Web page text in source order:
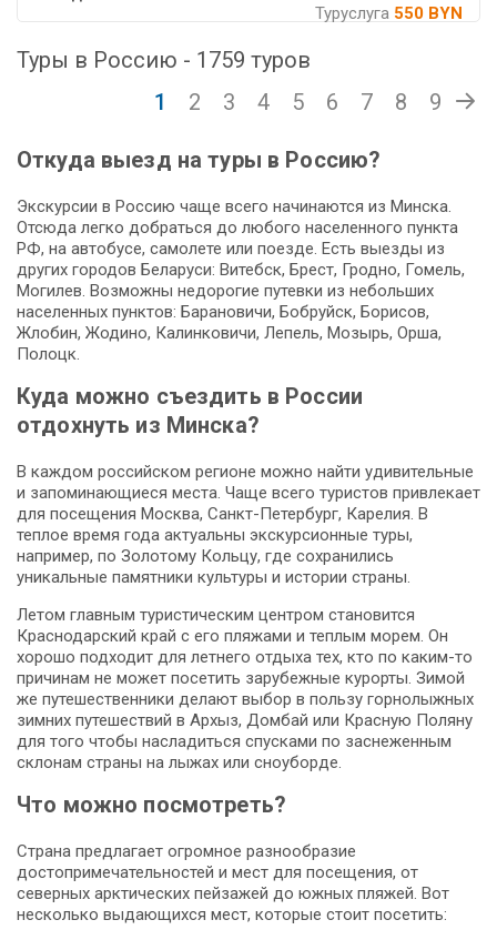
Туруслуга 550 BYN
Туры в Россию - 1759 туров
1
2 3 4 5 6 7 8 9
Откуда выезд на туры в Россию?
Экскурсии в Россию чаще всего начинаются из Минска.
Отсюда легко добраться до любого населенного пункта
РФ, на автобусе, самолете или поезде. Есть выезды из
других городов Беларуси: Витебск, Брест, Гродно, Гомель,
Могилев. Возможны недорогие путевки из небольших
населенных пунктов: Барановичи, Бобруйск, Борисов,
Жлобин, Жодино, Калинковичи, Лепель, Мозырь, Орша,
Полоцк.
Куда можно съездить в России
отдохнуть из Минска?
В каждом российском регионе можно найти удивительные
и запоминающиеся места. Чаще всего туристов привлекает
для посещения Москва, Санкт-Петербург, Карелия. В
теплое время года актуальны экскурсионные туры,
например, по Золотому Кольцу, где сохранились
уникальные памятники культуры и истории страны.
Летом главным туристическим центром становится
Краснодарский край с его пляжами и теплым морем. Он
хорошо подходит для летнего отдыха тех, кто по каким-то
причинам не может посетить зарубежные курорты. Зимой
же путешественники делают выбор в пользу горнолыжных
зимних путешествий в Архыз, Домбай или Красную Поляну
для того чтобы насладиться спусками по заснеженным
склонам страны на лыжах или сноуборде.
Что можно посмотреть?
Страна предлагает огромное разнообразие
достопримечательностей и мест для посещения, от
северных арктических пейзажей до южных пляжей. Вот
несколько выдающихся мест, которые стоит посетить: